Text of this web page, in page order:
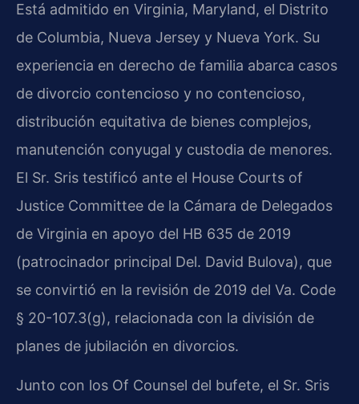
Está admitido en Virginia, Maryland, el Distrito
de Columbia, Nueva Jersey y Nueva York. Su
experiencia en derecho de familia abarca casos
de divorcio contencioso y no contencioso,
distribución equitativa de bienes complejos,
manutención conyugal y custodia de menores.
El Sr. Sris testificó ante el House Courts of
Justice Committee de la Cámara de Delegados
de Virginia en apoyo del HB 635 de 2019
(patrocinador principal Del. David Bulova), que
se convirtió en la revisión de 2019 del Va. Code
§ 20-107.3(g), relacionada con la división de
planes de jubilación en divorcios.
Junto con los Of Counsel del bufete, el Sr. Sris